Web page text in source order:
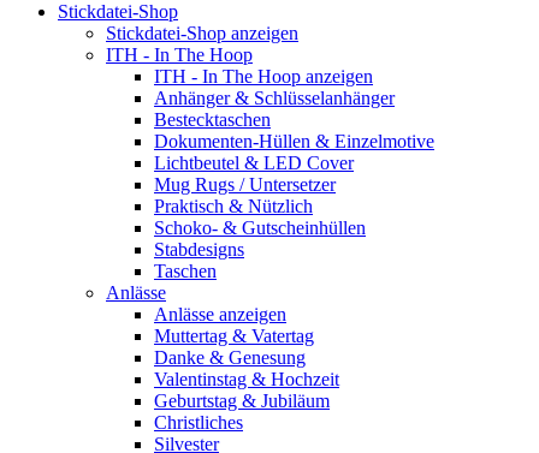
Stickdatei-Shop
Stickdatei-Shop anzeigen
ITH - In The Hoop
ITH - In The Hoop anzeigen
Anhänger & Schlüsselanhänger
Bestecktaschen
Dokumenten-Hüllen & Einzelmotive
Lichtbeutel & LED Cover
Mug Rugs / Untersetzer
Praktisch & Nützlich
Schoko- & Gutscheinhüllen
Stabdesigns
Taschen
Anlässe
Anlässe anzeigen
Muttertag & Vatertag
Danke & Genesung
Valentinstag & Hochzeit
Geburtstag & Jubiläum
Christliches
Silvester